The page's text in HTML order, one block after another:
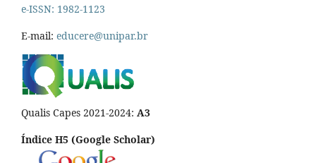
e-ISSN: 1982-1123
E-mail: educere@unipar.br
Qualis Capes 2021-2024: A3
Índice H5 (Google Scholar)